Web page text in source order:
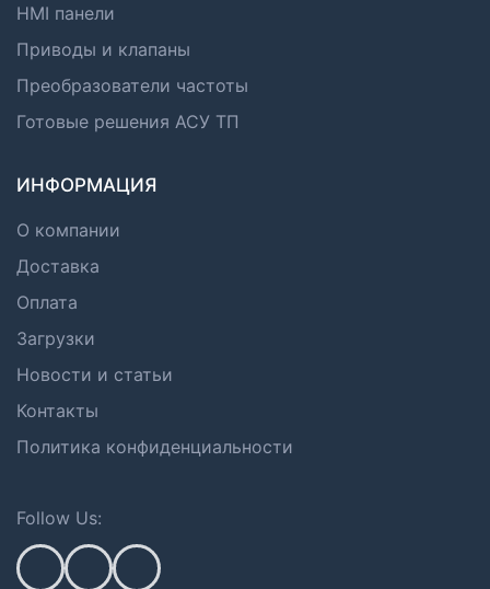
HMI панели
Приводы и клапаны
Преобразователи частоты
Готовые решения АСУ ТП
ИНФОРМАЦИЯ
О компании
Доставка
Оплата
Загрузки
Новости и статьи
Контакты
Политика конфиденциальности
Follow Us: